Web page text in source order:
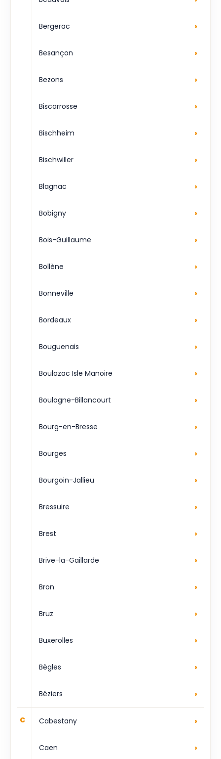
Bergerac ›
Besançon ›
Bezons ›
Biscarrosse ›
Bischheim ›
Bischwiller ›
Blagnac ›
Bobigny ›
Bois-Guillaume ›
Bollène ›
Bonneville ›
Bordeaux ›
Bouguenais ›
Boulazac Isle Manoire ›
Boulogne-Billancourt ›
Bourg-en-Bresse ›
Bourges ›
Bourgoin-Jallieu ›
Bressuire ›
Brest ›
Brive-la-Gaillarde ›
Bron ›
Bruz ›
Buxerolles ›
Bègles ›
Béziers ›
C Cabestany ›
Caen ›